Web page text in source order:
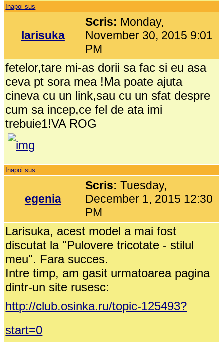
Inapoi sus
larisuka
Scris: Monday,
November 30, 2015 9:01
PM
fetelor,tare mi-as dorii sa fac si eu asa
ceva pt sora mea !Ma poate ajuta
cineva cu un link,sau cu un sfat despre
cum sa incep,ce fel de ata imi
trebuie1!VA ROG
Inapoi sus
egenia
Scris:Tuesday,
December 1, 2015 12:30
PM
Larisuka, acest model a mai fost
discutat la "Pulovere tricotate - stilul
meu". Fara succes.
Intre timp, am gasit urmatoarea pagina
dintr-un site rusesc:
http://club.osinka.ru/topic-125493?
start=0